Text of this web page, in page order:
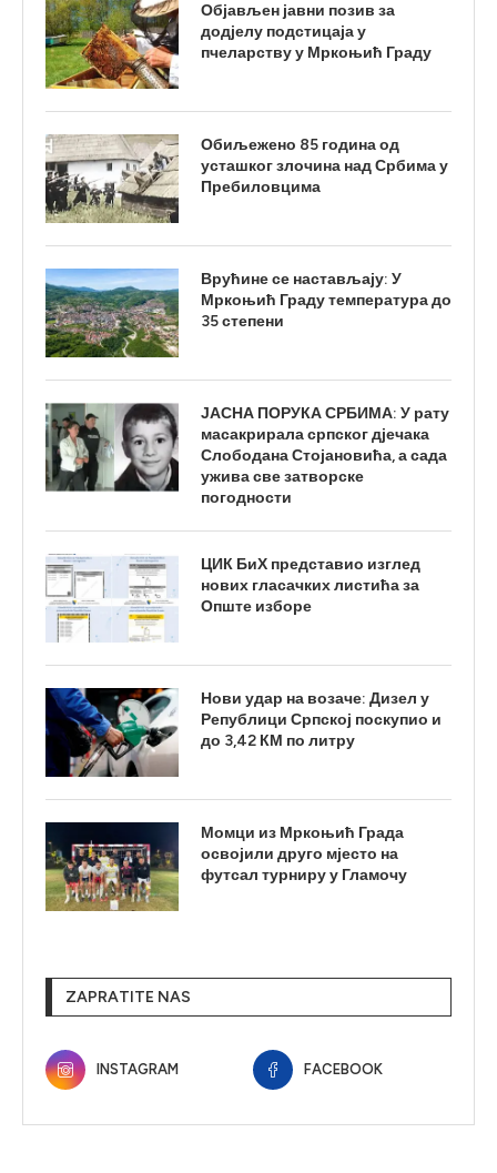
Објављен јавни позив за
додјелу подстицаја у
пчеларству у Мркоњић Граду
Обиљежено 85 година од
усташког злочина над Србима у
Пребиловцима
Врућине се настављају: У
Мркоњић Граду температура до
35 степени
ЈАСНА ПОРУКА СРБИМА: У рату
масакрирала српског дјечака
Слободана Стојановића, а сада
ужива све затворске
погодности
ЦИК БиХ представио изглед
нових гласачких листића за
Опште изборе
Нови удар на возаче: Дизел у
Републици Српској поскупио и
до 3,42 КМ по литру
Момци из Мркоњић Града
освојили друго мјесто на
футсал турниру у Гламочу
ZAPRATITE NAS
INSTAGRAM FACEBOOK